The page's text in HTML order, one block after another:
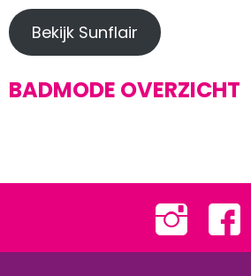
Bekijk Sunflair
BADMODE OVERZICHT